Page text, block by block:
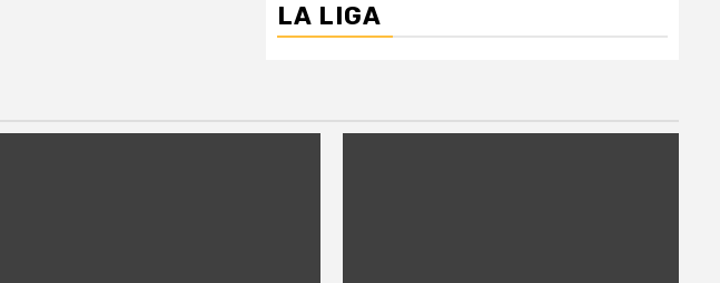
LA LIGA